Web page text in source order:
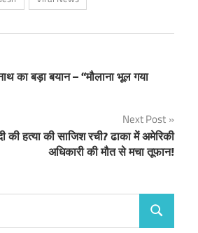
का बड़ा बयान – “मौलाना भूल गया
Next Post
की हत्या की साजिश रची? ढाका में अमेरिकी
अधिकारी की मौत से मचा तूफान!
Search